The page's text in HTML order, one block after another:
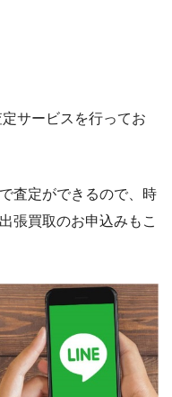
サービスを行ってお
査定ができるので、時
張買取のお申込みもこ